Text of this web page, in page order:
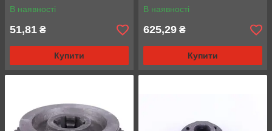
В наявності
51,81 ₴
Купити
В наявності
625,29 ₴
Купити